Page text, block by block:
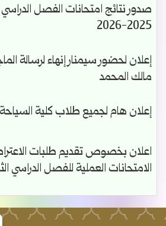
صدور نتائج امتحانات الفصل الدراسي
2025-2026
إعلان لحضور سيمنار إنهاء لرسالة
مالك المحمد
إعلان هام لجميع طلاب كلية السياحة
اعلان بخصوص تقديم طلبات
الامتحانات العملية للفصل الدراسي